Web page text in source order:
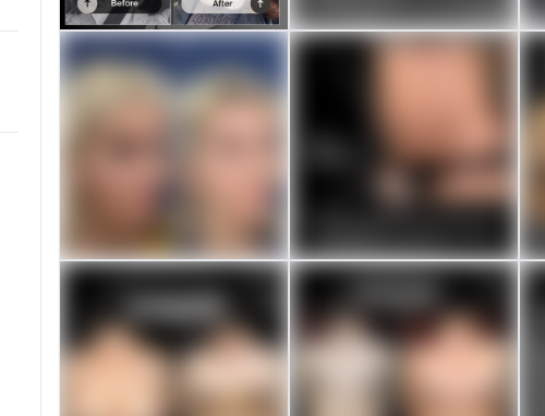
Öncesi / Sonrası
Bu Post öncesi-sonrası içeriği
Öncesi / Sonrası
Bu Post öncesi-sonrası içeriği
içermektedir.
Bu Post öncesi-sonrası içeriği
içermektedir.